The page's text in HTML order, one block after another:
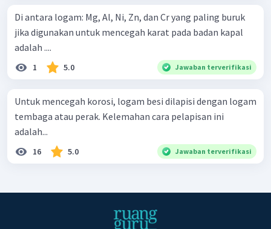
Di antara logam: Mg, Al, Ni, Zn, dan Cr yang paling buruk
jika digunakan untuk mencegah karat pada badan kapal
adalah ....
1 5.0 Jawaban terverifikasi
Untuk mencegah korosi, logam besi dilapisi dengan logam
tembaga atau perak. Kelemahan cara pelapisan ini
adalah...
16 5.0 Jawaban terverifikasi